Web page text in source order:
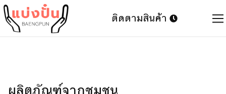
ติดตามสินค้า